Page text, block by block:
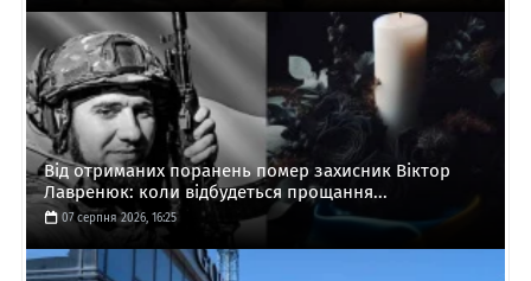
Від отриманих поранень помер захисник Віктор
Лавренюк: коли відбудеться прощання...
07 серпня 2026, 16:25